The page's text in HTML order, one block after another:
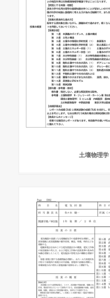
土壤物理学